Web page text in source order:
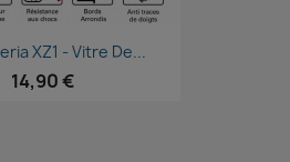
rapide
XZ1 - Vitre De...
14,90 €